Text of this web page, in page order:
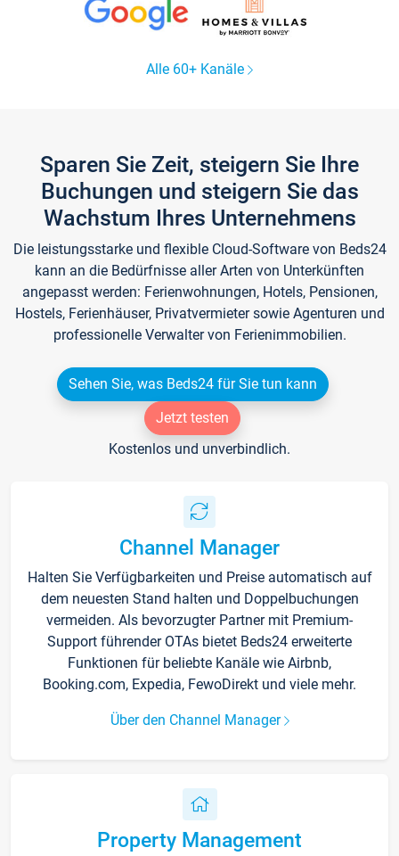
Alle 60+ Kanäle
Sparen Sie Zeit, steigern Sie Ihre
Buchungen und steigern Sie das
Wachstum Ihres Unternehmens
Die leistungsstarke und flexible Cloud-Software von Beds24
kann an die Bedürfnisse aller Arten von Unterkünften
angepasst werden: Ferienwohnungen, Hotels, Pensionen,
Hostels, Ferienhäuser, Privatvermieter sowie Agenturen und
professionelle Verwalter von Ferienimmobilien.
Sehen Sie, was Beds24 für Sie tun kann
Jetzt testen
Kostenlos und unverbindlich.
Channel Manager
Halten Sie Verfügbarkeiten und Preise automatisch auf
dem neuesten Stand halten und Doppelbuchungen
vermeiden. Als bevorzugter Partner mit Premium-
Support führender OTAs bietet Beds24 erweiterte
Funktionen für beliebte Kanäle wie Airbnb,
Booking.com, Expedia, FewoDirekt und viele mehr.
Über den Channel Manager
Property Management